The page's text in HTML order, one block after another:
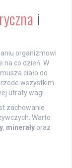
i
organizmowi
na co dzień. W
ciało do
wszystkim
utraty wagi.
zachowanie
Warto
, minerały oraz